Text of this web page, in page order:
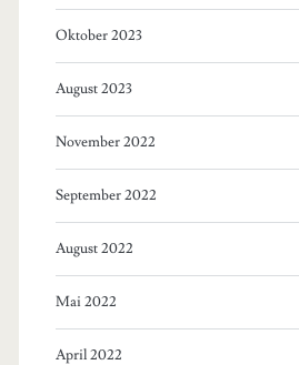
Oktober 2023
August 2023
November 2022
September 2022
August 2022
Mai 2022
April 2022